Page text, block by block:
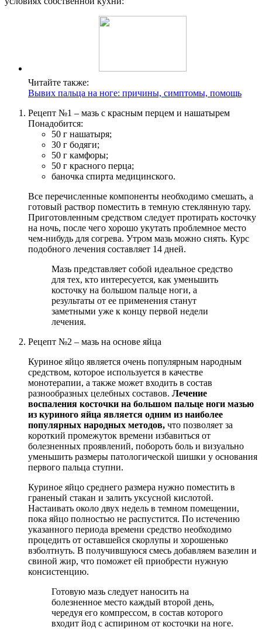
Читайте также:
Вывих пальца на ноге: причины, симптомы, помощь
Рецепт №1 – мазь с красным перцем и нашатырем
Понадобится:
50 г нашатыря;
30 г бодяги;
50 г камфоры;
50 г красного перца;
баночка спирта медицинского.
Все перечисленные компоненты необходимо смешать, а
готовый раствор поместить в темную стеклянную тару.
Приготовленным средством следует протирать косточку
на ночь, после чего хорошо укутать проблемное место
чем-нибудь для согрева. Утром мазь можно снять. Курс
подобного лечения составляет 14 дней.
Мазь представляет собой идеальное средство
для тех, кто интересуется, как уменьшить
косточку на большом пальце ноги, а
результаты от ее применения станут
заметными уже к концу первой недели
лечения.
Рецепт №2 – мазь на основе яйца
Куриное яйцо является очень популярным народным
средством, которое используется в качестве
монотерапии, а также может входить в состав
разнообразных целебных составов. Лечение
воспаления косточки на большом пальце ноги мазью
из куриного яйца является одним из наиболее
популярных народных методов, что позволяет за
короткий промежуток времени избавиться от
болезненных проявлений, побороть боль и визуально
уменьшить размеры патологической шишки у основания
первого пальца ступни.
Куриное яйцо среднего размера нужно поместить в
граненый стакан и залить уксусной кислотой.
Настаивать около двух недель в темном помещении,
пока яйцо полностью не распустится. По истечению
указанного периода времени средство необходимо
процедить от оставшейся скорлупы и хорошенько
взболтнуть. В получившуюся смесь добавляем вазелин и
свиной жир, что поможет ей приобрести нужную
консистенцию.
Готовую мазь следует наносить на
болезненное место каждый второй день,
чередуя его компрессом, в состав которого
входит йод с аспирином от косточки на ноге.